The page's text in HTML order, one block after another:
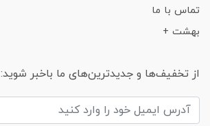
تماس با ما
بهشت +
از تخفیف‌ها و جدیدترین‌های ما باخبر شوید: